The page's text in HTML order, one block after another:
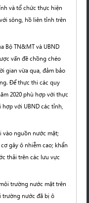
và tổ chức thực hiện
sông, hồ liên tỉnh trên
Bộ TN&MT và UBND
vấn đề chồng chéo
gian vừa qua, đảm bảo
Để thực thi các quy
2020 phù hợp với thực
với UBND các tỉnh,
vào nguồn nước mặt;
gây ô nhiễm cao; khẩn
thải trên các lưu vực
trường nước mặt trên
trường nước đã bị ô